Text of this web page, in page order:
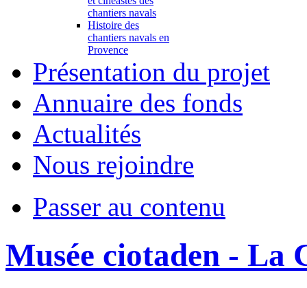
chantiers navals
Histoire des
chantiers navals en
Provence
Présentation du projet
Annuaire des fonds
Actualités
Nous rejoindre
Passer au contenu
Musée ciotaden - La